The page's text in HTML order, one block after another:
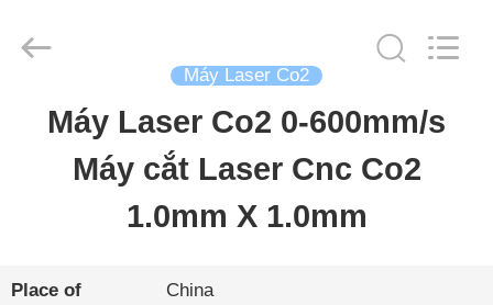
TRANG
SẢN
Wuhan
JinHaoXing
Máy Laser Co2
Máy Laser Co2 0-600mm/s
Máy cắt Laser Cnc Co2
1.0mm X 1.0mm
Place of
China